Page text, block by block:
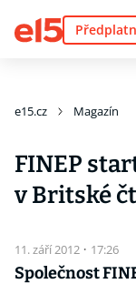
e15.cz Magazín
FINEP
v Britské
11. září 2012 · 17:26
Společnost